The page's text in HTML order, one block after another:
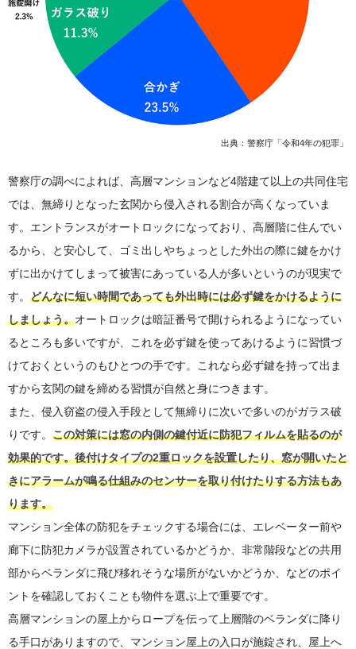
出典：警察庁「令和4年の犯罪」
警察庁の調べによれば、高層マンションなど4階建て以上の共同住宅
では、無締りとなった玄関から侵入される割合が高くなっていま
す。エントランスがオートロックになっており、高層階に住んでい
るから、と安心して、ゴミ出しやちょっとした外出の際に鍵をかけ
ずに出かけてしまって被害にあっている人が多いというのが現実で
す。 どんなに短い時間であっても外出時には必ず鍵をかけるように
しましょう。オートロックは暗証番号で開けられるようになってい
るところも多いですが、これを必ず鍵を使ってあけるように習慣づ
けておくというのもひとつの手です。これなら必ず鍵を持って出ま
すから玄関の鍵を締める習慣が自然と身につきます。
また、侵入窃盗の侵入手段として無締りに次いで多いのがガラス破
りです。 この対策には窓の内側の鍵付近に防犯フィルムを貼るのが
効果的です。後付けタイプの2重ロックを設置したり、窓が開いたと
きにアラームが鳴る仕組みのセンサーを取り付けたりする方法もあ
ります。
マンション全体の防犯をチェックする場合には、エレベーター前や
廊下に防犯カメラが設置されているかどうか、非常階段などの共用
部からベランダに飛び移れそうな場所がないかどうか、などのポイ
ントを確認しておくことも物件を選ぶ上で重要です。
高層マンションの屋上からロープを伝って上層階のベランダに降り
る手口がありますので、マンション屋上の入口が施錠され、屋上へ